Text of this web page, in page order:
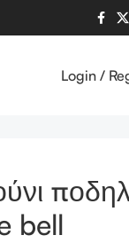
Login /
bell